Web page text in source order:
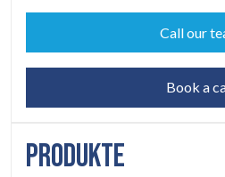
Call our
Book a
PRODUKTE